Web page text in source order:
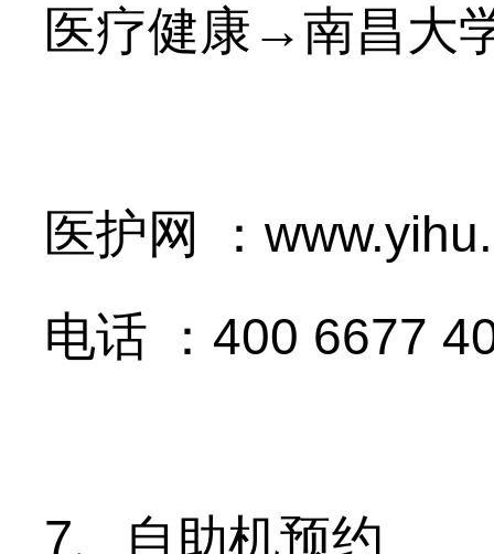
医疗健康→南昌大
医护网 ：
电话 ：400 6677
7、自助机预约